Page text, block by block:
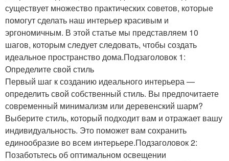
существует множество практических советов, которые
помогут сделать наш интерьер красивым и
эргономичным. В этой статье мы представляем 10
шагов, которым следует следовать, чтобы создать
идеальное пространство дома.Подзаголовок 1:
Определите свой стиль
Первый шаг к созданию идеального интерьера —
определить свой собственный стиль. Вы предпочитаете
современный минимализм или деревенский шарм?
Выберите стиль, который подходит вам и отражает вашу
индивидуальность. Это поможет вам сохранить
единообразие во всем интерьере.Подзаголовок 2:
Позаботьтесь об оптимальном освещении